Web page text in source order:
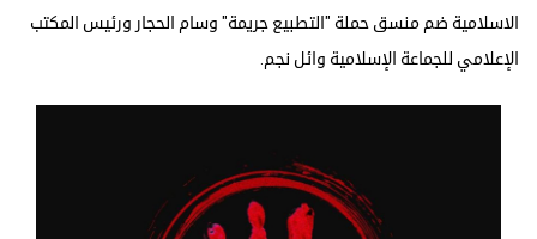
الاسلامية ضم منسق حملة "التطبيع جريمة" وسام الحجار ورئيس المكتب
الإعلامي للجماعة الإسلامية وائل نجم.